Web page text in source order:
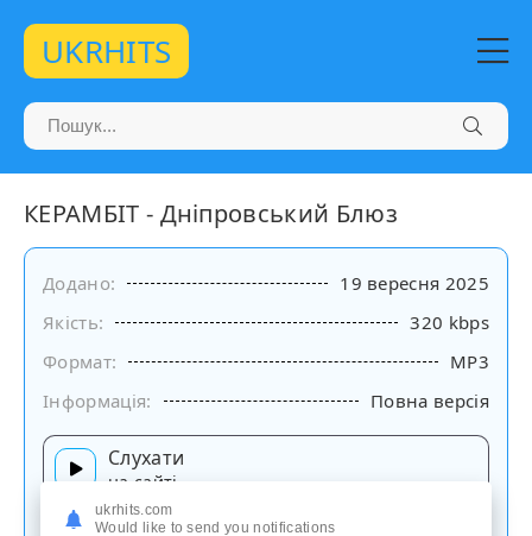
UKRHITS
КЕРАМБІТ - Дніпровський Блюз
Додано:
19 вересня 2025
Якість:
320 kbps
Формат:
MP3
Інформація:
Повна версія
Слухати
на сайті
ukrhits.com
Would like to send you notifications